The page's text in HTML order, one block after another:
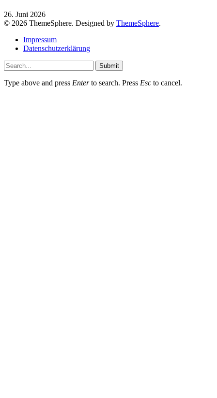
26. Juni 2026
© 2026 ThemeSphere. Designed by ThemeSphere.
Impressum
Datenschutzerklärung
Submit
Type above and press Enterto search. Press Esc to cancel.